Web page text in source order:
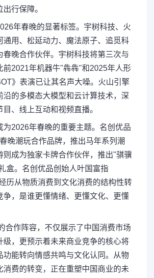
行保障。
年春晚的显著标签。宇树科技、火
通用、松延动力、魔法原子、追觅科
春晚合作伙伴。宇树科技将第三次与
前2021年机器牛"犇犇"和2025年人形
》表演已让其名声大噪。火山引擎
沿的多模态大模型和云计算技术，深
目、线上互动和视频直播。
为2026年春晚的重要主题。名创优品
晚潮玩合作品牌，推出马年系列潮
则成为独家卡牌合作伙伴，推出"骐骥
盒。名创优品创始人叶国富指
历从物质消费到文化消费的结构性转
争，是谁更懂情绪、更懂文化、更懂
合作阵容，不仅展示了中国消费市场
级，更预示着未来商业竞争的核心将
功能转向情感共鸣与文化认同。从物
消费的转变，正在重塑中国商业的未